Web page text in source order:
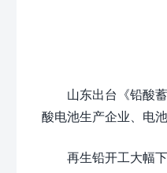
山东出台《铅酸
酸电池生产企业、电
再生铅开工大幅下